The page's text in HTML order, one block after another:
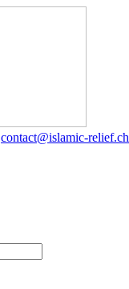
contact@islamic-relief.ch